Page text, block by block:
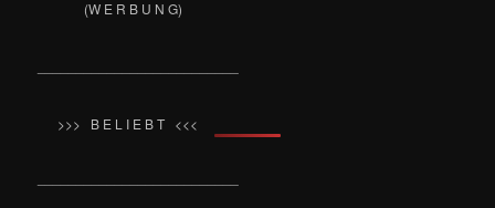
(W E R B U N G)
>>> B E L I E B T <<<